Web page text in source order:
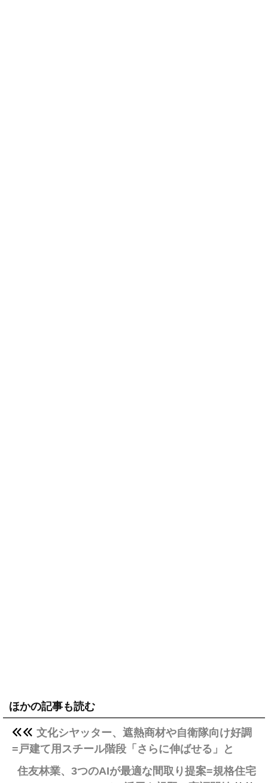
ほかの記事も読む
文化シヤッター、遮熱商材や自衛隊向け好調
=戸建て用スチール階段「さらに伸ばせる」と
住友林業、3つのAIが最適な間取り提案=規格住宅